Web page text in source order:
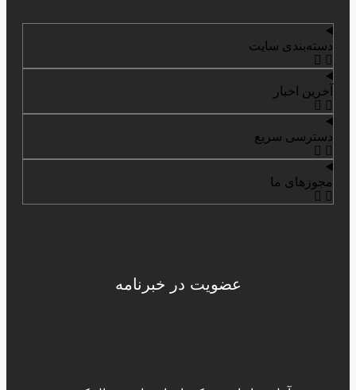
دسته‌بندی سایت
آخرین اخبار
دسترسی سریع
مجوزهای ما
عضویت در خبرنامه